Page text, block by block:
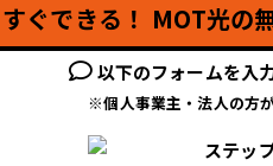
すぐできる！ MOT光の
以下のフォームを入
※個人事業主・法人の方が